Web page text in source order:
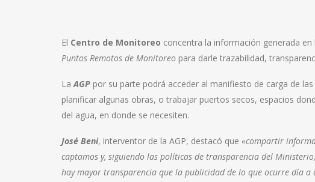
El Centro de Monitoreo concentra la información generada
Puntos Remotos de Monitoreo para darle trazabilidad,
La AGP por su parte podrá acceder al manifiesto de carga de
planificar algunas obras, o trabajar puertos secos, espacios
del agua, en donde se necesiten.
José Beni, interventor de la AGP, destacó que «compartir
captamos y, siguiendo las políticas de transparencia del
hay mayor transparencia que la publicidad de lo que ocurre día